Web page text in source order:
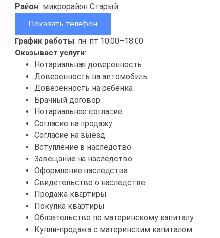
Район: микрорайон Старый
Показать телефон
График работы: пн-пт 10:00–18:00
Оказывает услуги:
Нотариальная доверенность
Доверенность на автомобиль
Доверенность на ребёнка
Брачный договор
Нотариальное согласие
Согласие на продажу
Согласие на выезд
Вступление в наследство
Завещание на наследство
Оформление наследства
Свидетельство о наследстве
Продажа квартиры
Покупка квартиры
Обязательство по материнскому капиталу
Купли-продажа с материнским капиталом